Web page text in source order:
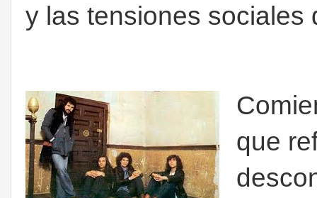
y las tensiones sociales
que